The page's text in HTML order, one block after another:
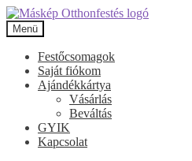
Ugrás
Kilépés
Menü
Festőcsomagok
Saját fiókom
Ajándékkártya
Vásárlás
Beváltás
GYIK
Kapcsolat